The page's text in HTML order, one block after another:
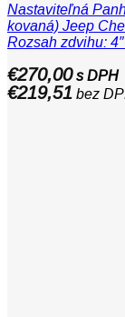
Nastaviteľná
kovaná) Jeep
Rozsah zdvihu:
€270,00s DPH
€219,51 bez